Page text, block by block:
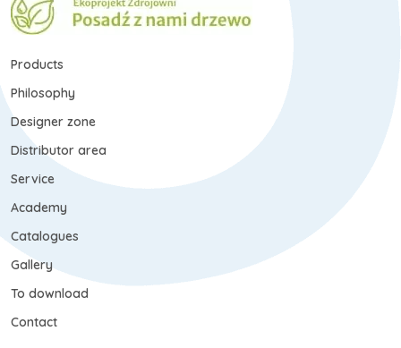
Products
Philosophy
Designer zone
Distributor area
Service
Academy
Catalogues
Gallery
To download
Contact